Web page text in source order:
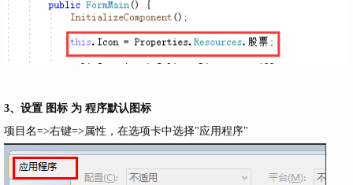
3、设置 图标 为 程序默认图标
项目名=>右键=>属性，在选项卡中选择"应用程序"